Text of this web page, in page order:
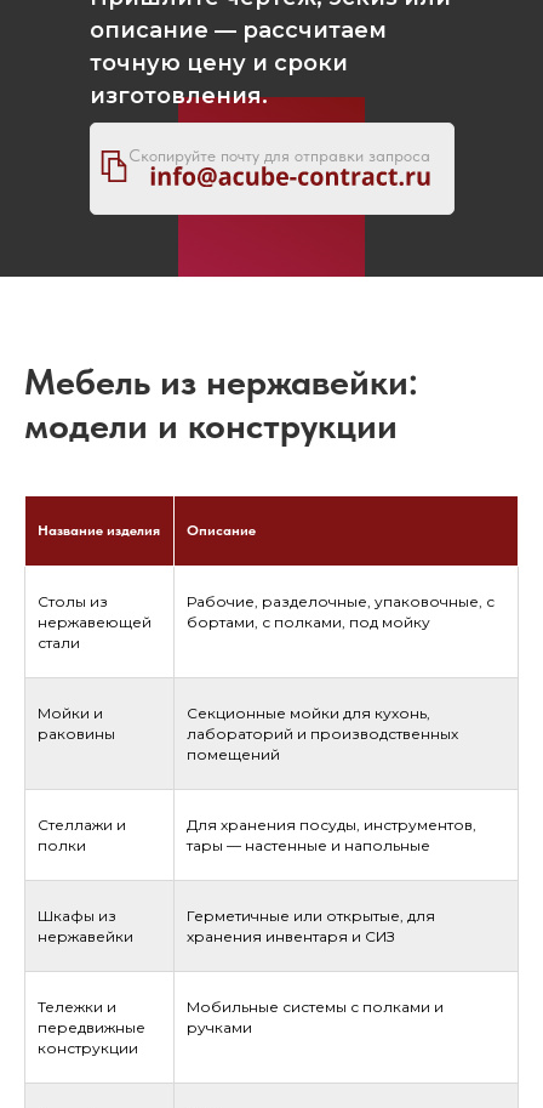
Скопируйте почту для отправки запроса
описание — рассчитаем
точную цену и сроки
изготовления.
Мебель из нержавейки:
модели и конструкции
Название изделия Описание
Столы из
нержавеющей
стали
Рабочие, разделочные, упаковочные, с
бортами, с полками, под мойку
Мойки и
раковины
Секционные мойки для кухонь,
лабораторий и производственных
помещений
Стеллажи и
полки
Для хранения посуды, инструментов,
тары — настенные и напольные
Шкафы из
нержавейки
Герметичные или открытые, для
хранения инвентаря и СИЗ
Тележки и
передвижные
конструкции
Мобильные системы с полками и
ручками